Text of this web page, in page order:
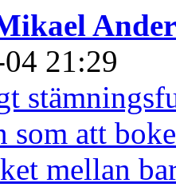
21:29
som att
mellan